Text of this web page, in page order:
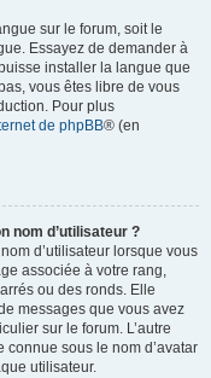
sur le forum, soit le
Essayez de demander à
installer la langue que
vous êtes libre de vous
Pour plus
de phpBB® (en
nom d’utilisateur ?
d’utilisateur lorsque vous
associée à votre rang,
ou des ronds. Elle
messages que vous avez
sur le forum. L’autre
sous le nom d’avatar
utilisateur.